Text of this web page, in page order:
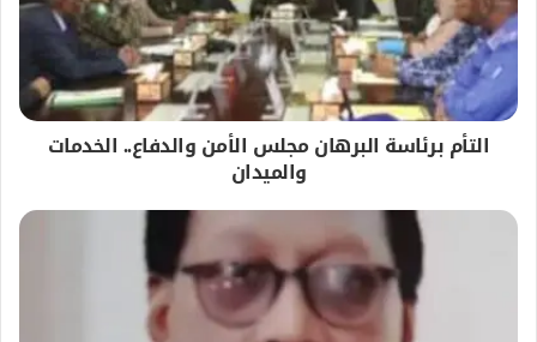
التأم برئاسة البرهان مجلس الأمن والدفاع.. الخدمات
والميدان